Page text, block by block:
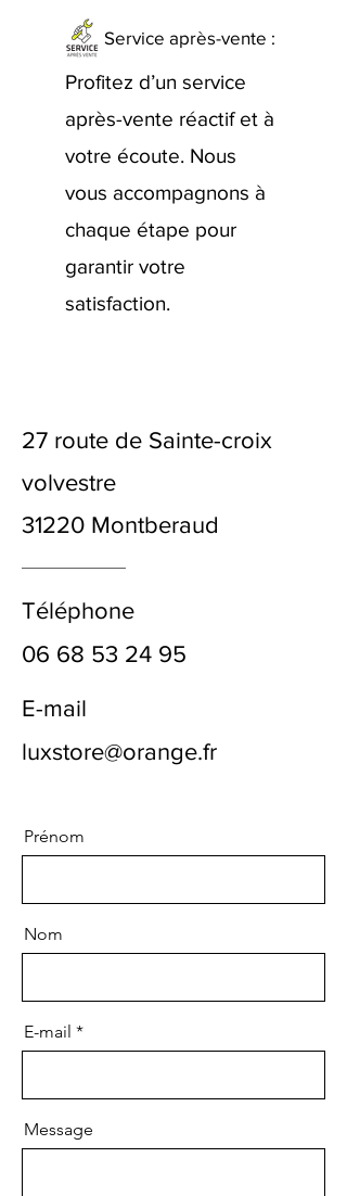
Service après-vente :
Profitez d’un service
après-vente réactif et à
votre écoute. Nous
vous accompagnons à
chaque étape pour
garantir votre
satisfaction.
27 route de Sainte-croix
volvestre
31220 Montberaud
Téléphone
06 68 53 24 95
E-mail
luxstore@orange.fr
Prénom
Nom
E-mail
Message